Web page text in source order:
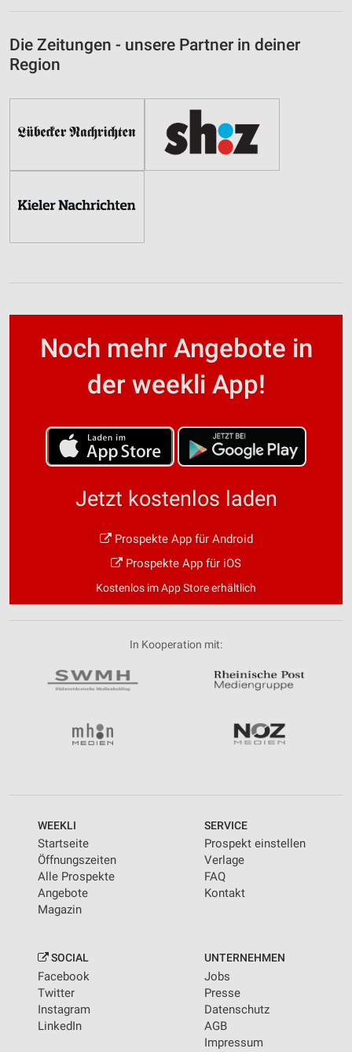
Die Zeitungen - unsere Partner in deiner
Region
Noch mehr Angebote in
der weekli App!
Jetzt kostenlos laden
Prospekte App für Android
Prospekte App für iOS
Kostenlos im App Store erhältlich
In Kooperation mit:
WEEKLI
Startseite
Öffnungszeiten
Alle Prospekte
Angebote
Magazin
SERVICE
Prospekt einstellen
Verlage
FAQ
Kontakt
SOCIAL
Facebook
Twitter
Instagram
LinkedIn
UNTERNEHMEN
Jobs
Presse
Datenschutz
AGB
Impressum